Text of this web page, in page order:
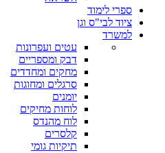
ספרי לימוד
ציוד לבי"ס וגן
למשרד
עטים ועפרונות
דבק ומספריים
מחקים ומחדדים
סרגלים ומחוגות
יומנים
לוחות מחיקים
לוח מהנדס
קלסרים
תיקיות גומי